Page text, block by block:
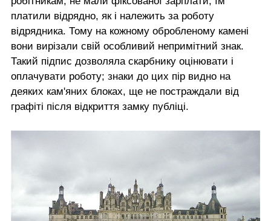
платили відрядно, як і належить за роботу
відрядника. Тому на кожному обробленому камені
вони вирізали свій особливий непримітний знак.
Такий підпис дозволяла скарбнику оцінювати і
оплачувати роботу; знаки до цих пір видно на
деяких кам'яних блоках, ще не постраждали від
графіті після відкриття замку публіці.